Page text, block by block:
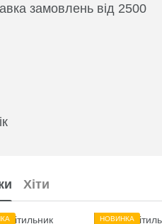
замовлень від 2500
Хіти
НОВИНКА